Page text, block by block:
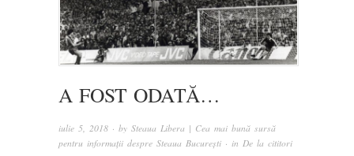
A FOST ODATĂ…
iulie 5, 2018 · by Steaua Libera | Cea mai bună sursă
pentru informații despre Steaua București · in De la cititori